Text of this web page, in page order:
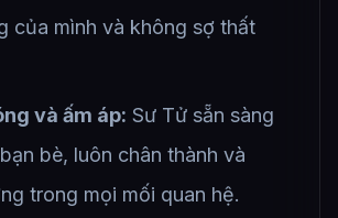
của mình và không sợ thất
và ấm áp: Sư Tử sẵn sàng
bè, luôn chân thành và
trong mọi mối quan hệ.